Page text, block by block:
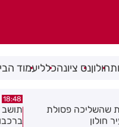
חולוןנס ציונהכלליעמוד
תושב בת ים נעצר עם 2 רימוני רסס
16:21
יום